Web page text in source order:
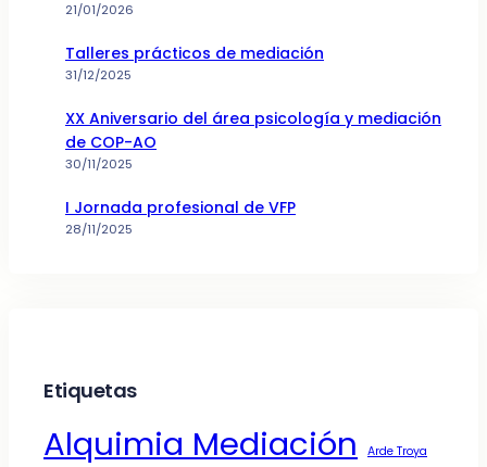
21/01/2026
Talleres prácticos de mediación
31/12/2025
XX Aniversario del área psicología y mediación
de COP-AO
30/11/2025
I Jornada profesional de VFP
28/11/2025
Etiquetas
Alquimia Mediación Arde Troya